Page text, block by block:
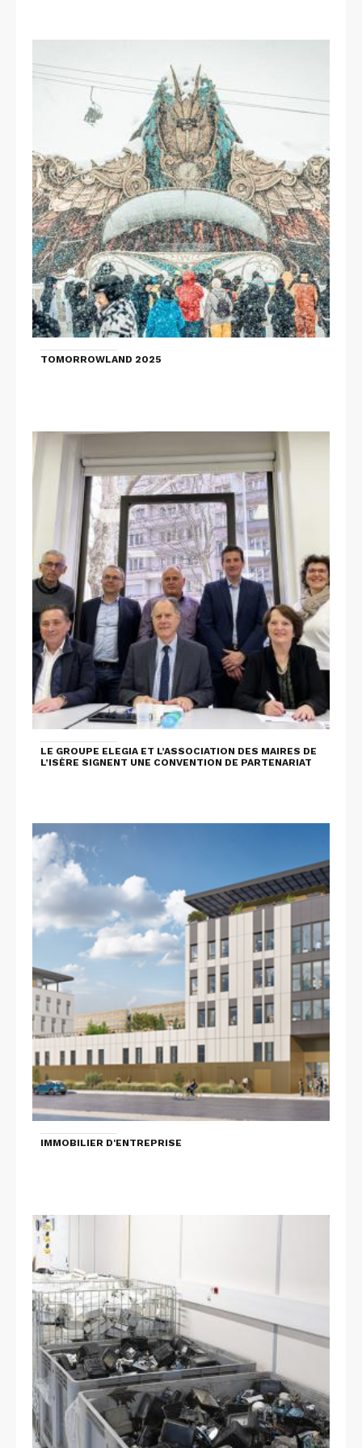
TOMORROWLAND 2025
LE GROUPE ELEGIA ET L’ASSOCIATION DES MAIRES DE
L’ISÈRE SIGNENT UNE CONVENTION DE PARTENARIAT
IMMOBILIER D'ENTREPRISE